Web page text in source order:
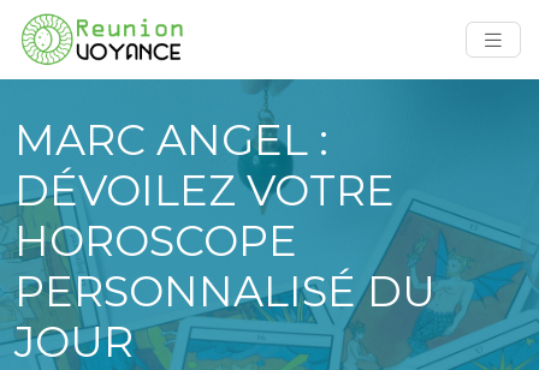
MARC ANGEL :
DÉVOILEZ VOTRE
HOROSCOPE
PERSONNALISÉ DU
JOUR